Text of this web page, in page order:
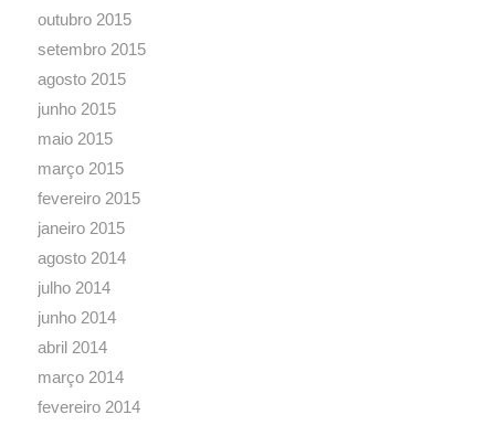
outubro 2015
setembro 2015
agosto 2015
junho 2015
maio 2015
março 2015
fevereiro 2015
janeiro 2015
agosto 2014
julho 2014
junho 2014
abril 2014
março 2014
fevereiro 2014